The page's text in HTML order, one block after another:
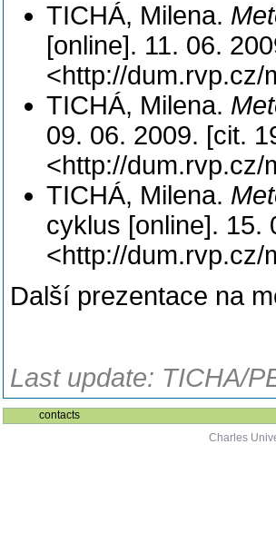
TICHÁ, Milena.
[online]. 11. 06.
<http://dum.rvp.cz/
TICHÁ, Milena.
09. 06. 2009. [cit.
<http://dum.rvp.cz/
TICHÁ, Milena.
cyklus [online]. 15.
<http://dum.rvp.cz/
Další prezentace na
Last update: TICHA/
contacts
Charles